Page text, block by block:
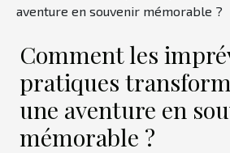
aventure en souvenir mémorable ?
Comment les
pratiques
une aventure en
mémorable ?